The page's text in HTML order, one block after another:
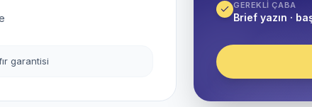
GEREKLI ÇABA
Brief yazın ·
garantisi